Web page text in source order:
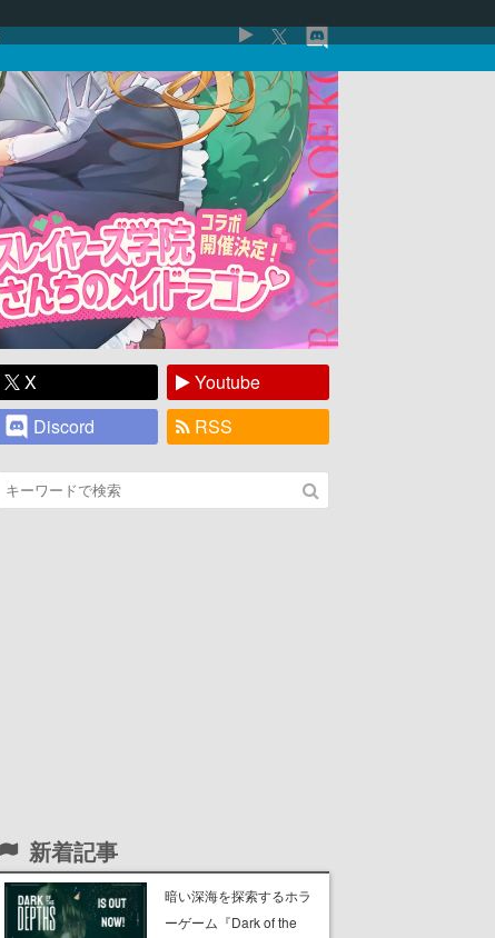
X
Youtube
Discord
RSS
新着記事
暗い深海を探索するホラ
ーゲーム『Dark of the